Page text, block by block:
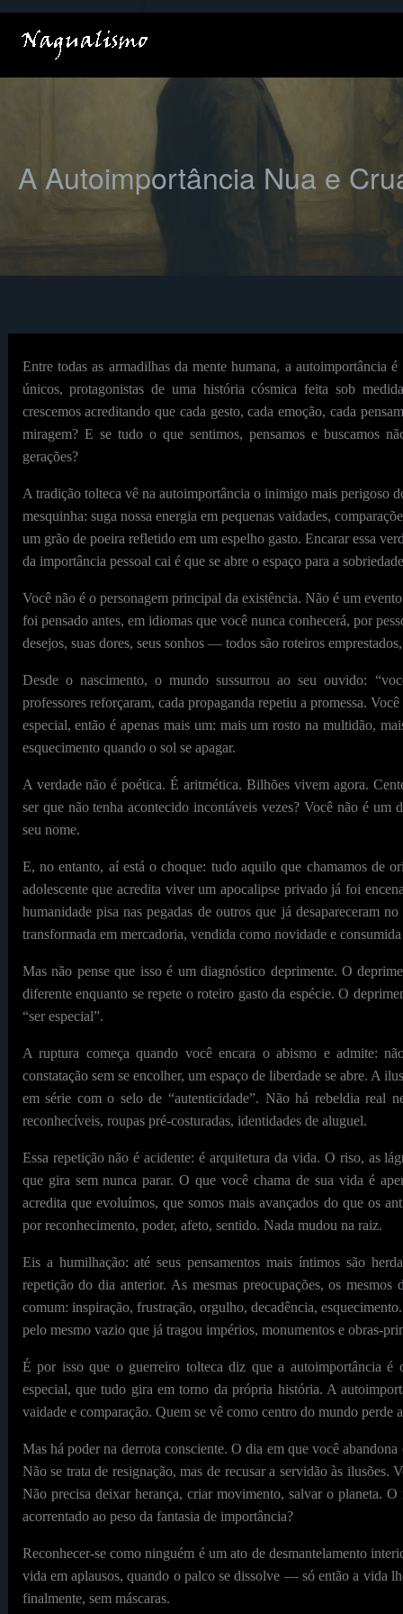
Ir
para
conteúdo
A Autoimportância Nua e
Entre todas as armadilhas da mente humana, a autoimportância
únicos, protagonistas de uma história cósmica feita sob
crescemos acreditando que cada gesto, cada emoção, cada
miragem? E se tudo o que sentimos, pensamos e buscamos
gerações?
A tradição tolteca vê na autoimportância o inimigo mais perigoso
mesquinha: suga nossa energia em pequenas vaidades,
um grão de poeira refletido em um espelho gasto. Encarar essa
da importância pessoal cai é que se abre o espaço para a
Você não é o personagem principal da existência. Não é um
foi pensado antes, em idiomas que você nunca conhecerá, por
desejos, suas dores, seus sonhos — todos são roteiros
Desde o nascimento, o mundo sussurrou ao seu ouvido:
professores reforçaram, cada propaganda repetiu a promessa.
especial, então é apenas mais um: mais um rosto na multidão,
esquecimento quando o sol se apagar.
A verdade não é poética. É aritmética. Bilhões vivem agora.
ser que não tenha acontecido incontáveis vezes? Você não é
seu nome.
E, no entanto, aí está o choque: tudo aquilo que chamamos de
adolescente que acredita viver um apocalipse privado já foi
humanidade pisa nas pegadas de outros que já desapareceram
transformada em mercadoria, vendida como novidade e
Mas não pense que isso é um diagnóstico deprimente. O
diferente enquanto se repete o roteiro gasto da espécie. O
“ser especial”.
A ruptura começa quando você encara o abismo e admite:
constatação sem se encolher, um espaço de liberdade se abre. A
em série com o selo de “autenticidade”. Não há rebeldia real
reconhecíveis, roupas pré-costuradas, identidades de aluguel.
Essa repetição não é acidente: é arquitetura da vida. O riso, as
que gira sem nunca parar. O que você chama de sua vida é
acredita que evoluímos, que somos mais avançados do que os
por reconhecimento, poder, afeto, sentido. Nada mudou na raiz.
Eis a humilhação: até seus pensamentos mais íntimos são
repetição do dia anterior. As mesmas preocupações, os
comum: inspiração, frustração, orgulho, decadência,
pelo mesmo vazio que já tragou impérios, monumentos e obras-
É por isso que o guerreiro tolteca diz que a autoimportância
especial, que tudo gira em torno da própria história. A
vaidade e comparação. Quem se vê como centro do mundo perde
Mas há poder na derrota consciente. O dia em que você
Não se trata de resignação, mas de recusar a servidão às
Não precisa deixar herança, criar movimento, salvar o planeta.
acorrentado ao peso da fantasia de importância?
Reconhecer-se como ninguém é um ato de desmantelamento
vida em aplausos, quando o palco se dissolve — só então a vida
finalmente, sem máscaras.